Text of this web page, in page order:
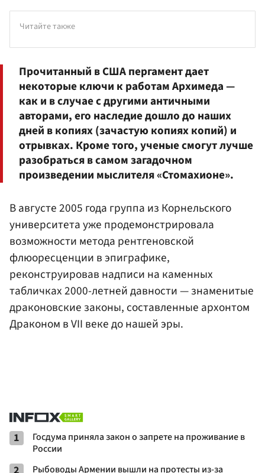
Читайте также
Прочитанный в США пергамент дает
некоторые ключи к работам Архимеда —
как и в случае с другими античными
авторами, его наследие дошло до наших
дней в копиях (зачастую копиях копий) и
отрывках. Кроме того, ученые смогут лучше
разобраться в самом загадочном
произведении мыслителя «Стомахионе».
В августе 2005 года группа из Корнельского
университета уже продемонстрировала
возможности метода рентгеновской
флюоресценции в эпиграфике,
реконструировав надписи на каменных
табличках 2000-летней давности — знаменитые
драконовские законы, составленные архонтом
Драконом в VII веке до нашей эры.
1
Госдума приняла закон о запрете на проживание в
России
Рыбоводы Армении вышли на протесты из-за